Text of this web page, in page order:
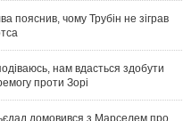
пояснив, чому Трубін не зіграв
нам вдасться здобути
проти Зорі
домовився з Марселем про